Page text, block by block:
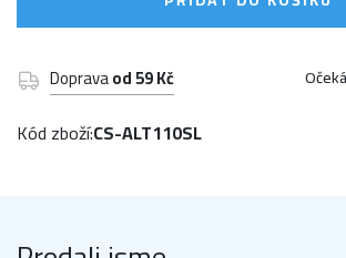
Dopravaod 59 Kč
Kód zboží:CS-ALT110SL